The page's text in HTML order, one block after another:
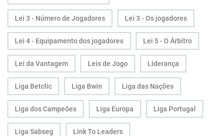
Lei 3 - Número de Jogadores Lei 3 - Os jogadores
Lei 4 - Equipamento dos jogadores Lei 5 - O Árbitro
Lei da Vantagem Leis de Jogo Liderança
Liga Betclic Liga Bwin Liga das Nações
Liga dos Campeões Liga Europa Liga Portugal
Liga Sabseg Link To Leaders